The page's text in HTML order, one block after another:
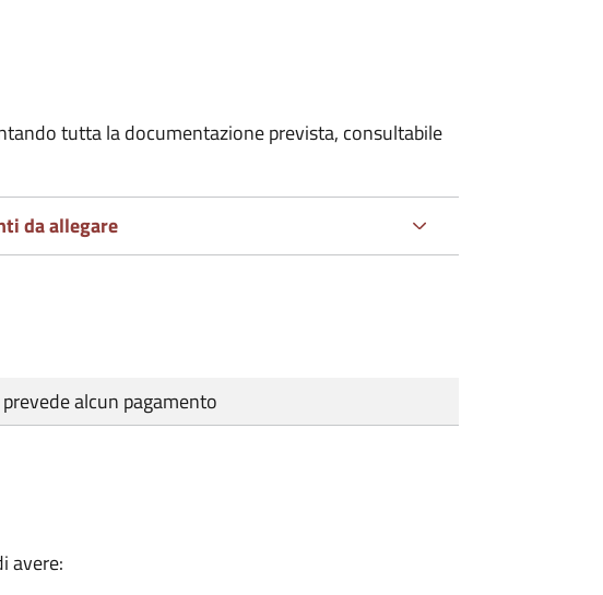
tutta la documentazione prevista, consultabile
da allegare
alcun pagamento
avere: